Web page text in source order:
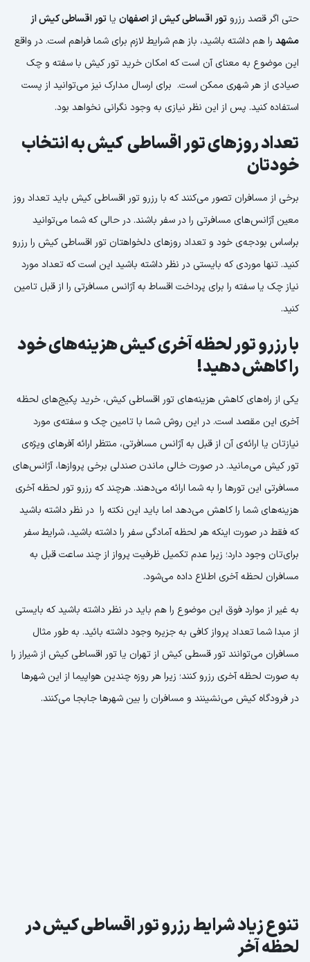
حتی اگر قصد رزرو تور اقساطی کیش از اصفهان یا تور اقساطی کیش از
مشهد را هم داشته باشید، باز هم شرایط لازم برای شما فراهم است. در واقع
این موضوع به معنای آن است که امکان خرید تور کیش با سفته و چک
صیادی از هر شهری ممکن است. برای ارسال مدارک نیز می‌توانید از پست
استفاده کنید. پس از این نظر نیازی به وجود نگرانی نخواهد بود.
تعداد روزهای تور اقساطی کیش به انتخاب
خودتان
برخی از مسافران تصور می‌کنند که با رزرو تور اقساطی کیش باید تعداد روز
معین آژانس‌های مسافرتی را در سفر باشند. در حالی که شما می‌توانید
براساس بودجه‌ی خود و تعداد روزهای دلخواهتان تور اقساطی کیش را رزرو
کنید. تنها موردی که بایستی در نظر داشته باشید این است که تعداد مورد
نیاز چک یا سفته را برای پرداخت اقساط به آژانس مسافرتی را از قبل تامین
کنید.
با رزرو تور لحظه آخری کیش هزینه‌های خود
را کاهش دهید!
‌یکی از راه‌های کاهش هزینه‌های تور اقساطی کیش، خرید پکیج‌های لحظه
آخری این مقصد است. در این روش شما با تامین چک و سفته‌ی مورد
نیازتان یا ارائه‌ی آن از قبل به آژانس مسافرتی، منتظر ارائه آفرهای ویژه‌ی
تور کیش می‌مانید. در صورت خالی ماندن صندلی برخی پروازها، آژانس‌های
مسافرتی این تورها را به شما ارائه می‌دهند. هرچند که رزرو تور لحظه آخری
هزینه‌های شما را کاهش می‌دهد اما باید این نکته را در نظر داشته باشید
که فقط در صورت اینکه هر لحظه آمادگی سفر را داشته باشید، شرایط سفر
برای‌تان وجود دارد؛ زیرا عدم تکمیل ظرفیت پرواز از چند ساعت قبل به
مسافران لحظه آخری اطلاع داده می‌شود.
به غیر از موارد فوق این موضوع را هم باید در نظر داشته باشید که بایستی
از مبدا شما تعداد پرواز کافی به جزیره وجود داشته بائید. به طور مثال
مسافران می‌توانند تور قسطی کیش از تهران یا تور اقساطی کیش از شیراز را
به صورت لحظه آخری رزرو کنند؛ زیرا هر روزه چندین هواپیما از این شهرها
در فرودگاه کیش می‌نشینند و مسافران را بین شهرها جابجا می‌کنند.
تنوع زیاد شرایط رزرو تور اقساطی کیش در
لحظه آخر